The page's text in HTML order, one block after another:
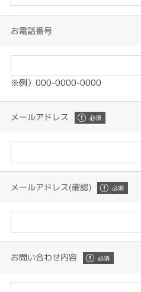
お電話番号
※例）000-0000-0000
メールアドレス
メールアドレス(確認)
お問い合わせ内容